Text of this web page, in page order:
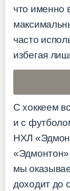
что именно
часто
избегая
С хоккеем
и с
НХЛ
«Эдмонтон»
мы
доходит до